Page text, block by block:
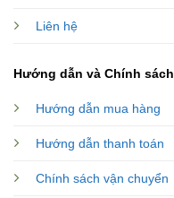
Liên hệ
Hướng dẫn và Chính sách
Hướng dẫn mua hàng
Hướng dẫn thanh toán
Chính sách vận chuyển